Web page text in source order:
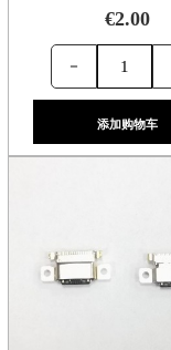
€2.00
-
添加购物车